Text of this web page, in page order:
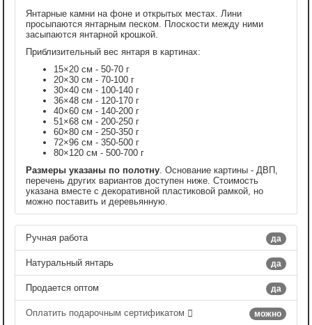
Янтарные камни на фоне и открытых местах. Лини
просыпаются янтарным песком. Плоскости между ними
засыпаются янтарной крошкой.
Приблизительный вес янтаря в картинах:
15×20 см - 50-70 г
20×30 см - 70-100 г
30×40 см - 100-140 г
36×48 см - 120-170 г
40×60 см - 140-200 г
51×68 см - 200-250 г
60×80 см - 250-350 г
72×96 см - 350-500 г
80×120 см - 500-700 г
Размеры указаны по полотну . Основание картины - ДВП,
перечень других вариантов доступен ниже. Стоимость
указана вместе с декоративной пластиковой рамкой, но
можно поставить и деревьянную.
да
Ручная работа
да
Натуральный янтарь
да
Продается оптом
можно
Оплатить подарочным сертификатом